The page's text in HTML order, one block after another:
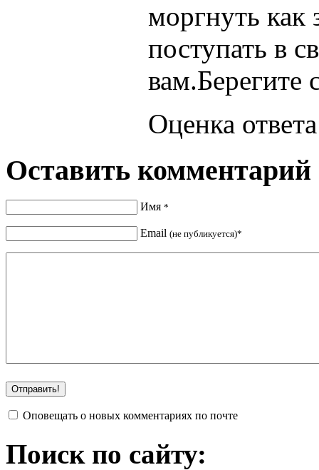
моргнуть как
поступать в
вам.Берегите
Оценка
Оставить комментарий
Имя *
Email (не публикуется)*
Оповещать о новых комментариях по почте
Поиск по сайту: